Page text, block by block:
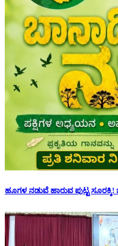
ಹೂಗಳ ನಡುವೆ ಹಾರುವ ಪುಟ್ಟ